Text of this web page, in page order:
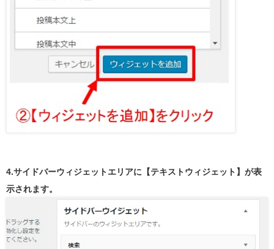
4.サイドバーウィジェットエリアに【テキストウィジェット】が表
示されます。